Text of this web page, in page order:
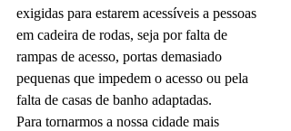
exigidas para estarem acessíveis a pessoas
em cadeira de rodas, seja por falta de
rampas de acesso, portas demasiado
pequenas que impedem o acesso ou pela
falta de casas de banho adaptadas.
Para tornarmos a nossa cidade mais